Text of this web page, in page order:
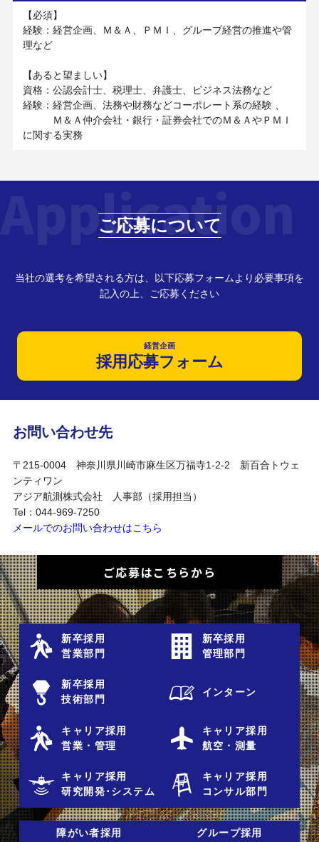
【必須】
経験：経営企画、Ｍ＆Ａ、ＰＭＩ、グループ経営の推進や管
理など
【あると望ましい】
資格：公認会計士、税理士、弁護士、ビジネス法務など
経験：経営企画、法務や財務などコーポレート系の経験 、
Ｍ＆Ａ仲介会社・銀行・証券会社でのＭ＆ＡやＰＭＩ
に関する実務
ご応募について
Application
当社の選考を希望される方は、以下応募フォームより必要事項を
記入の上、ご応募ください
経営企画
採用応募フォーム
お問い合わせ先
〒215-0004 神奈川県川崎市麻生区万福寺1-2-2 新百合トウェ
ンティワン
アジア航測株式会社 人事部（採用担当）
Tel：044-969-7250
メールでのお問い合わせはこちら
ご応募はこちらから
新卒採用
営業部門
新卒採用
管理部門
新卒採用
技術部門
インターン
キャリア採用
営業・管理
キャリア採用
航空・測量
キャリア採用
研究開発･システム
キャリア採用
コンサル部門
障がい者採用 グループ採用